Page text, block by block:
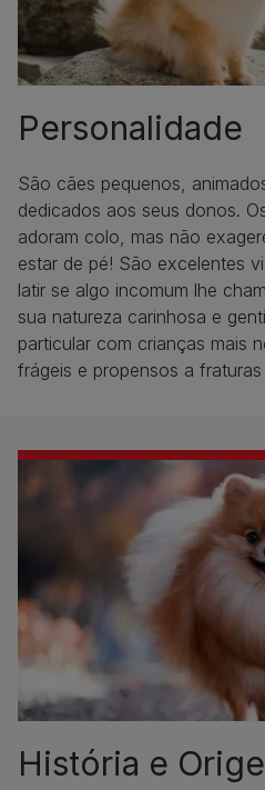
Personalidade
São cães pequenos,
dedicados aos seus donos.
adoram colo, mas não
estar de pé! São excelentes
latir se algo incomum lhe
sua natureza carinhosa e
particular com crianças mais
frágeis e propensos a
História e